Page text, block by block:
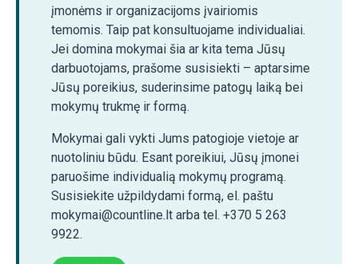
įmonėms ir organizacijoms įvairiomis
temomis. Taip pat konsultuojame individualiai.
Jei domina mokymai šia ar kita tema Jūsų
darbuotojams, prašome susisiekti – aptarsime
Jūsų poreikius, suderinsime patogų laiką bei
mokymų trukmę ir formą.
Mokymai gali vykti Jums patogioje vietoje ar
nuotoliniu būdu. Esant poreikiui, Jūsų įmonei
paruošime individualią mokymų programą.
Susisiekite užpildydami formą, el. paštu
mokymai@countline.lt arba tel. +370 5 263
9922.